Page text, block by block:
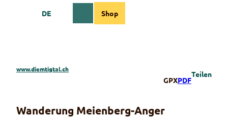
Informationen
DE Shop
www.diemtigtal.ch
GPXPDF
Teilen
Wanderung Meienberg-Anger